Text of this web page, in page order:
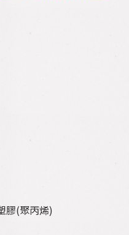
膠(聚丙烯)